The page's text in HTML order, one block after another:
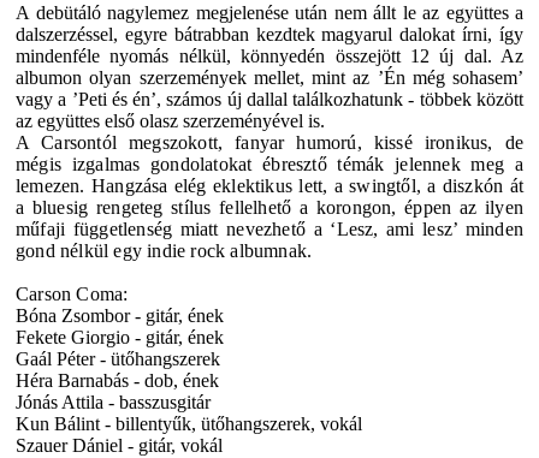
A debütáló nagylemez megjelenése után nem állt le az együttes a
dalszerzéssel, egyre bátrabban kezdtek magyarul dalokat írni, így
mindenféle nyomás nélkül, könnyedén összejött 12 új dal. Az
albumon olyan szerzemények mellet, mint az ’Én még sohasem’
vagy a ’Peti és én’, számos új dallal találkozhatunk - többek között
az együttes első olasz szerzeményével is.
A Carsontól megszokott, fanyar humorú, kissé ironikus, de
mégis izgalmas gondolatokat ébresztő témák jelennek meg a
lemezen. Hangzása elég eklektikus lett, a swingtől, a diszkón át
a bluesig rengeteg stílus fellelhető a korongon, éppen az ilyen
műfaji függetlenség miatt nevezhető a ‘Lesz, ami lesz’ minden
gond nélkül egy indie rock albumnak.
Carson Coma:
Bóna Zsombor - gitár, ének
Fekete Giorgio - gitár, ének
Gaál Péter - ütőhangszerek
Héra Barnabás - dob, ének
Jónás Attila - basszusgitár
Kun Bálint - billentyűk, ütőhangszerek, vokál
Szauer Dániel - gitár, vokál